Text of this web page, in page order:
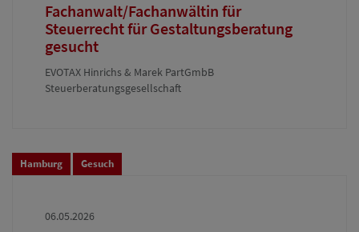
Fachanwalt/Fachanwältin für
Steuerrecht für Gestaltungsberatung
gesucht
EVOTAX Hinrichs & Marek PartGmbB
Steuerberatungsgesellschaft
Hamburg Gesuch
06.05.2026